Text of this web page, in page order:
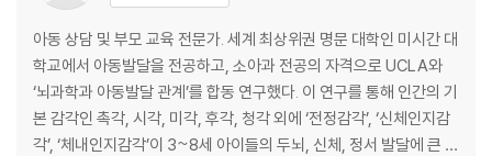
시트러스 스탬프｜비즈 보물 만들기｜면도 크림 아이 스 스케이팅｜채소
핑거페인트｜땅콩버터로 만든 집｜코끼리 똥 ｜눈 감고 퍼즐｜찾아서
쥐기｜발 스파 놀이｜파스타 아트｜무 지개 스파게티｜분필 걷기｜거품
아트｜추상 볼 페인트｜세차 놀이
5장 [시각] 또렷이 보기
아동 상담 및 부모 교육 전문가. 세계 최상위권 명문 대학인 미시간 대
학교에서 아동발달을 전공하고, 소아과 전공의 자격으로 UCLA와
‘뇌과학과 아동발달 관계’를 합동 연구했다. 이 연구를 통해 인간의 기
본 감각인 촉각, 시각, 미각, 후각, 청각 외에 ‘전정감각’, ‘신체인지감
각’, ‘체내인지감각’이 3~8세 아이들의 두뇌, 신체, 정서 발달에 큰 차